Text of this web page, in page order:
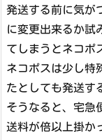
発送する前に気が
に変更出来るか試
てしまうとネコポ
ネコポスは少し特
たとしても発送す
そうなると、宅急
送料が倍以上掛か